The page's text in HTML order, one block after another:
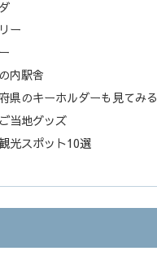
ー
内駅舎
県のキーホルダーも見てみる
当地グッズ
光スポット10選